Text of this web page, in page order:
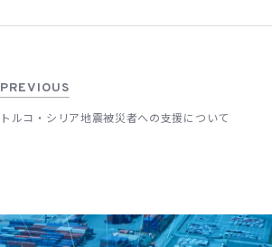
PREVIOUS
トルコ・シリア地震被災者への支援について